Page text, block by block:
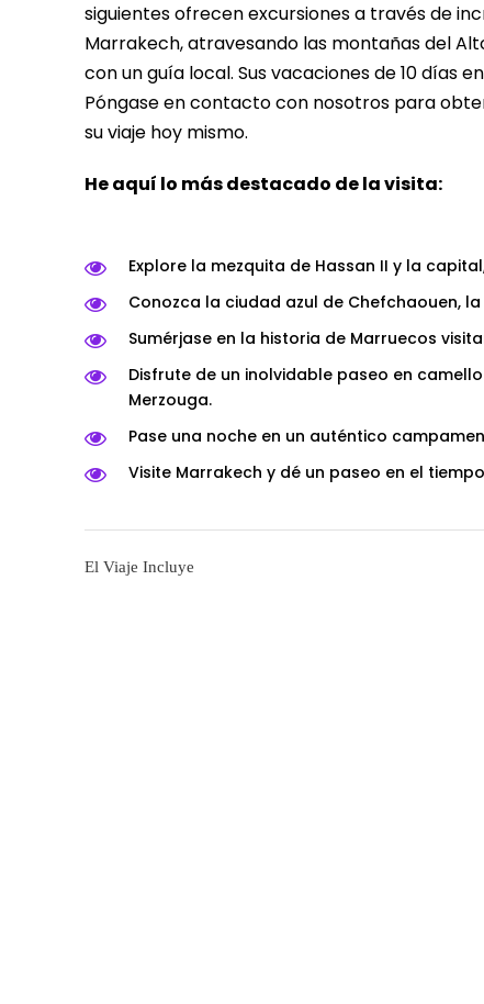
siguientes ofrecen excursiones a través de
Marrakech, atravesando las montañas del
con un guía local. Sus vacaciones de 10 días
Póngase en contacto con nosotros para
su viaje hoy mismo.
He aquí lo más destacado de la visita:
Explore la mezquita de Hassan II y la
Conozca la ciudad azul de Chefchaouen,
Sumérjase en la historia de Marruecos
Disfrute de un inolvidable paseo en
Merzouga.
Pase una noche en un auténtico
Visite Marrakech y dé un paseo en el
El Viaje Incluye